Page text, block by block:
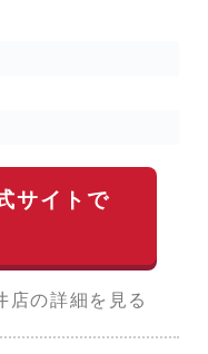
サイトで
店の詳細を見る